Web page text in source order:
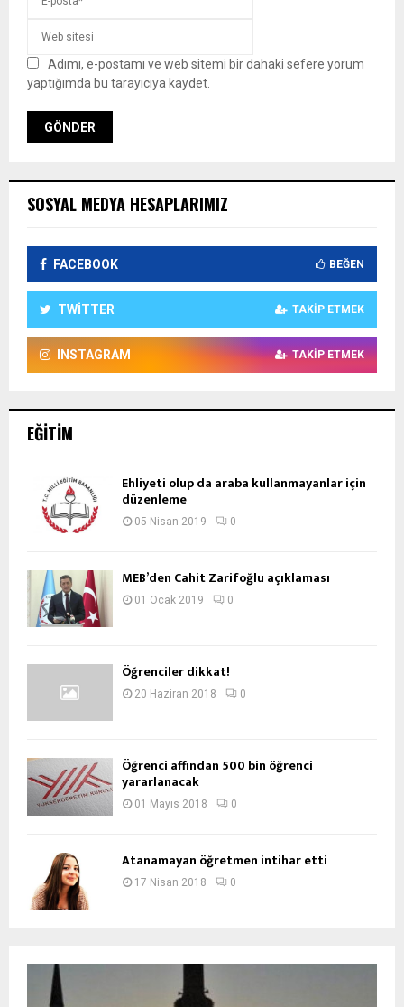
Adımı, e-postamı ve web sitemi bir dahaki sefere yorum
yaptığımda bu tarayıcıya kaydet.
SOSYAL MEDYA HESAPLARIMIZ
FACEBOOK BEĞEN
TWITTER TAKIP ETMEK
INSTAGRAM TAKIP ETMEK
EĞITIM
Ehliyeti olup da araba kullanmayanlar için
düzenleme
05 Nisan 2019 0
MEB’den Cahit Zarifoğlu açıklaması
01 Ocak 2019 0
Öğrenciler dikkat!
20 Haziran 2018 0
Öğrenci affından 500 bin öğrenci
yararlanacak
01 Mayıs 2018 0
Atanamayan öğretmen intihar etti
17 Nisan 2018 0